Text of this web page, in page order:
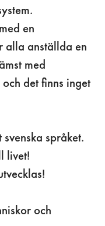
en
alla anställda en
med
det finns inget
språket.
livet!
och